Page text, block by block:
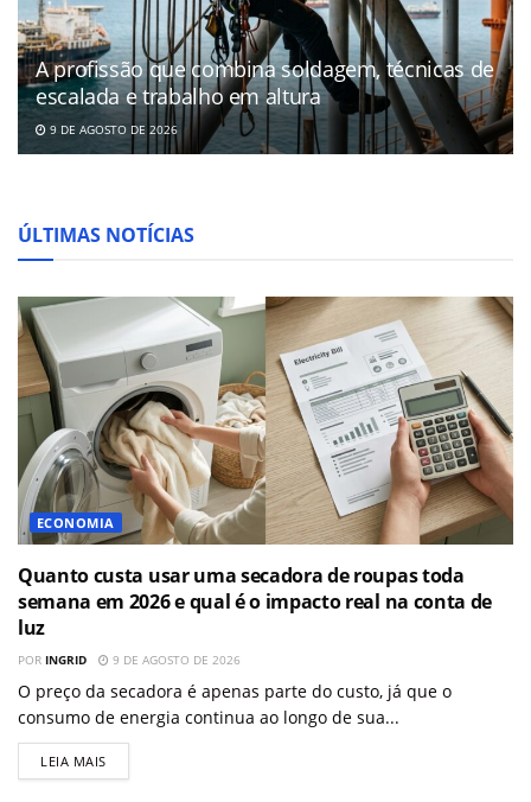
A profissão que combina soldagem, técnicas de
escalada e trabalho em altura
9 DE AGOSTO DE 2026
ÚLTIMAS NOTÍCIAS
ECONOMIA
Quanto custa usar uma secadora de roupas toda
semana em 2026 e qual é o impacto real na conta de
luz
POR INGRID 9 DE AGOSTO DE 2026
O preço da secadora é apenas parte do custo, já que o
consumo de energia continua ao longo de sua...
LEIA MAIS